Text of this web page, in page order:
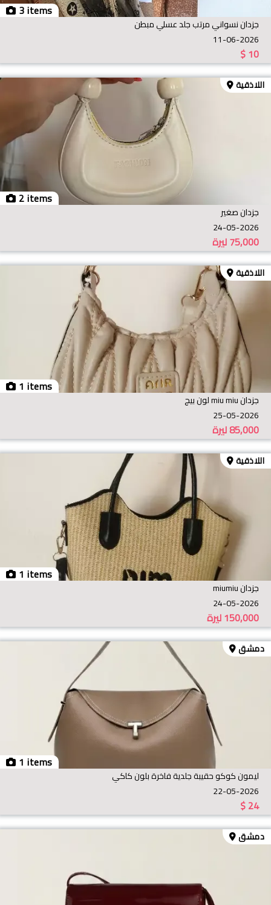
3 items
جزدان نسواني مرتب جلد عسلي مبطن
11-06-2026
$10
2 items
اللاذقية
جزدان صغير
24-05-2026
ليرة75,000
1 items
اللاذقية
جزدان miu miu لون بيج
25-05-2026
ليرة85,000
1 items
اللاذقية
جزدان miumiu
24-05-2026
ليرة150,000
1 items
دمشق
ليمون كوكو حقيبة جلدية فاخرة بلون كاكي
22-05-2026
$24
دمشق